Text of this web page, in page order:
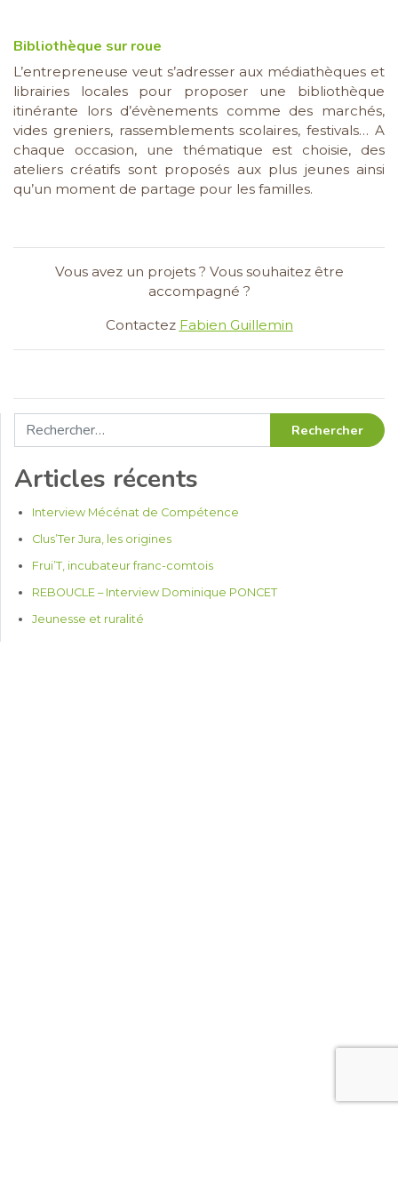
Bibliothèque sur roue
L’entrepreneuse veut s’adresser aux médiathèques et
librairies locales pour proposer une bibliothèque
itinérante lors d’évènements comme des marchés,
vides greniers, rassemblements scolaires, festivals… A
chaque occasion, une thématique est choisie, des
ateliers créatifs sont proposés aux plus jeunes ainsi
qu’un moment de partage pour les familles.
Vous avez un projets ? Vous souhaitez être
accompagné ?
Contactez Fabien Guillemin
Rechercher :
Articles récents
Interview Mécénat de Compétence
Clus’Ter Jura, les origines
Frui’T, incubateur franc-comtois
REBOUCLE – Interview Dominique PONCET
Jeunesse et ruralité